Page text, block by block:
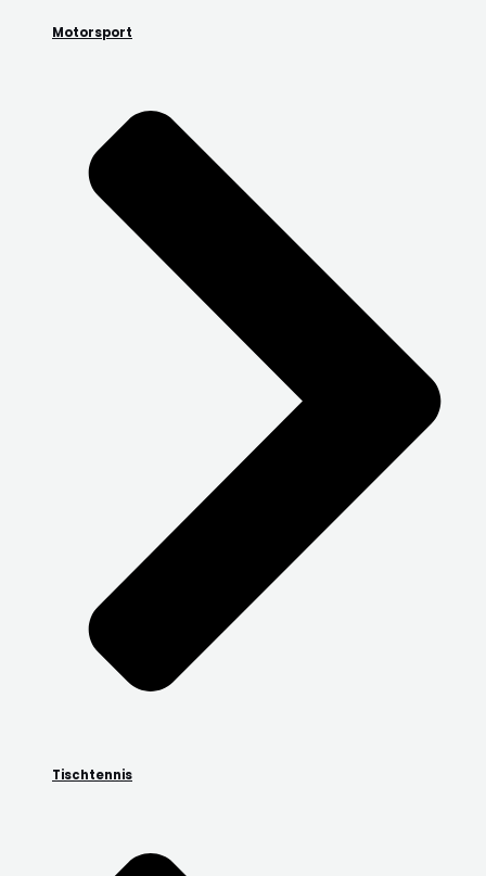
Motorsport
Tischtennis